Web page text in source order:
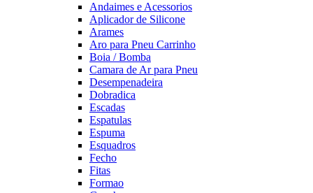
Andaimes e Acessorios
Aplicador de Silicone
Arames
Aro para Pneu Carrinho
Boia / Bomba
Camara de Ar para Pneu
Desempenadeira
Dobradica
Escadas
Espatulas
Espuma
Esquadros
Fecho
Fitas
Formao